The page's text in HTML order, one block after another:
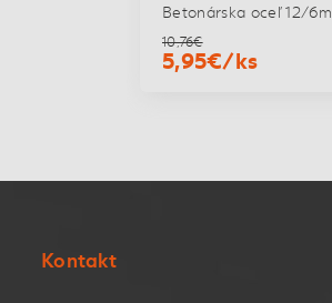
Betonárska oceľ 12/6m
10,76€
5,95€/ks
Kontakt